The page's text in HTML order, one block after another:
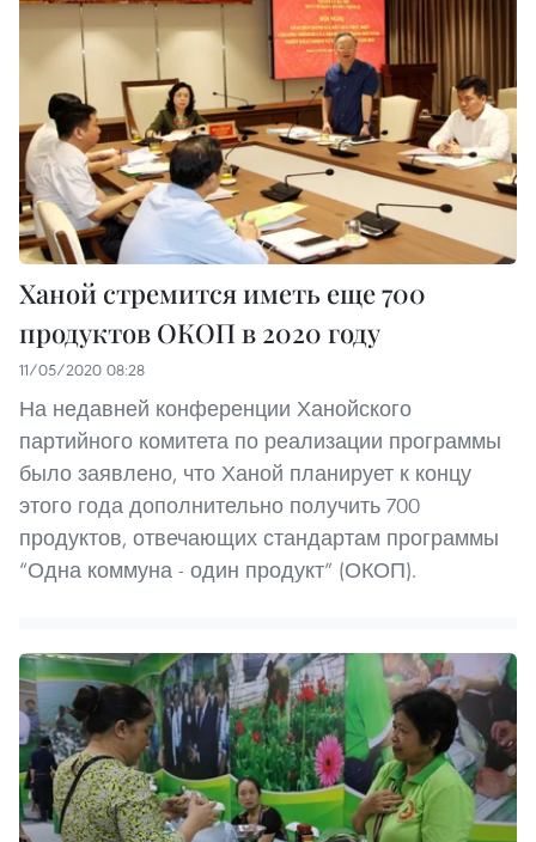
Ханой стремится иметь еще 700
продуктов ОКОП в 2020 году
11/05/2020 08:28
На недавней конференции Ханойского
партийного комитета по реализации программы
было заявлено, что Ханой планирует к концу
этого года дополнительно получить 700
продуктов, отвечающих стандартам программы
“Одна коммуна - один продукт” (ОКОП).